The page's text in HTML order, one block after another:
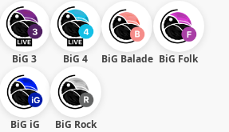
BiG 3 BiG 4 BiG Balade BiG Folk
BiG iG BiG Rock